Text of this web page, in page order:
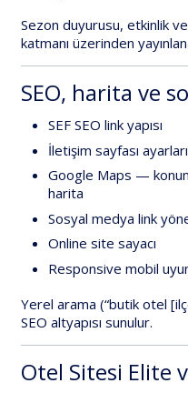
Sezon duyurusu, etkinlik
katmanı üzerinden
SEO, harita ve
SEF SEO link yapısı
İletişim sayfası ayarları
Google Maps —
harita
Sosyal medya link
Online site sayacı
Responsive mobil
Yerel arama (“butik otel
SEO altyapısı sunulur.
Otel Sitesi Elite